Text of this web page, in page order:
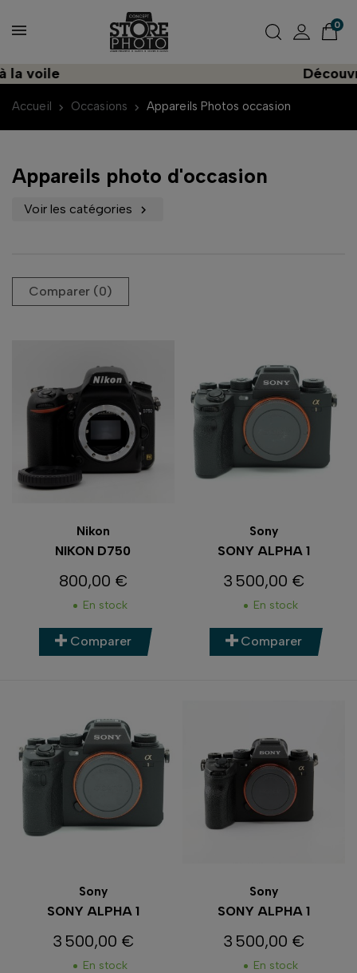
0
Découvrez
Accueil Occasions Appareils Photos occasion
Appareils photo d'occasion
Voir les catégories 
Comparer (0)‎
Nikon
NIKON D750
Prix
800,00 €
En stock
Comparer
Sony
SONY ALPHA 1
Prix
3 500,00 €
En stock
Comparer
Sony
SONY ALPHA 1
Prix
3 500,00 €
En stock
Sony
SONY ALPHA 1
Prix
3 500,00 €
En stock